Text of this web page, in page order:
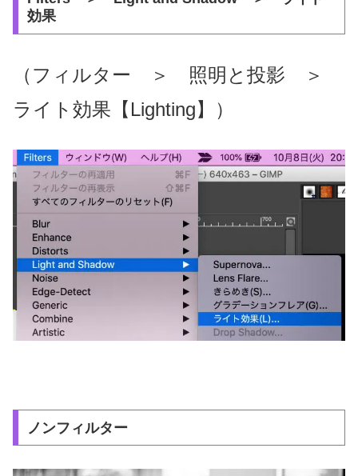
効果
（フィルター ＞ 照明と投影 ＞
ライト効果【Lighting】）
ノンフィルター